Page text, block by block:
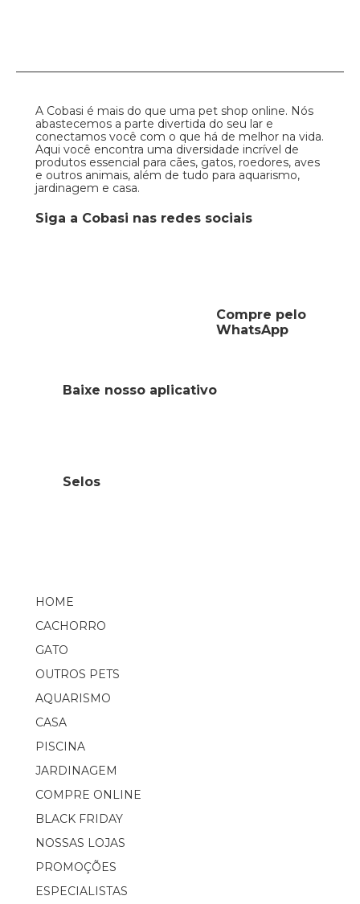
A Cobasi é mais do que uma pet shop online. Nós
abastecemos a parte divertida do seu lar e
conectamos você com o que há de melhor na vida.
Aqui você encontra uma diversidade incrível de
produtos essencial para cães, gatos, roedores, aves
e outros animais, além de tudo para aquarismo,
jardinagem e casa.
Siga a Cobasi nas redes sociais
Compre pelo
WhatsApp
HOME
CACHORRO
GATO
OUTROS PETS
AQUARISMO
CASA
PISCINA
JARDINAGEM
COMPRE ONLINE
BLACK FRIDAY
NOSSAS LOJAS
PROMOÇÕES
ESPECIALISTAS
Baixe nosso aplicativo
Selos